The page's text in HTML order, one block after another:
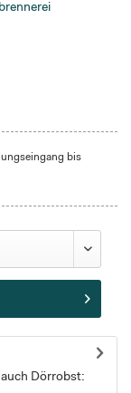
bis
Dörrobst: